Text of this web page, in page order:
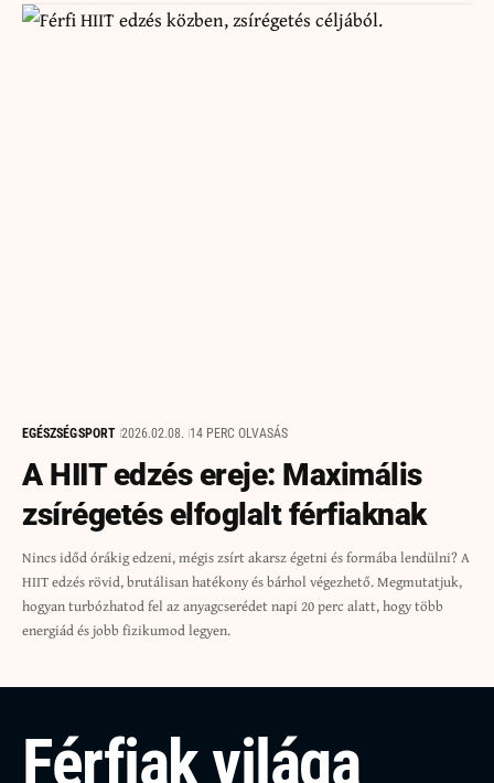
EGÉSZSÉGSPORT 2026.02.08. 14 PERC OLVASÁS
A HIIT edzés ereje: Maximális
zsírégetés elfoglalt férfiaknak
Nincs időd órákig edzeni, mégis zsírt akarsz égetni és formába lendülni? A
HIIT edzés rövid, brutálisan hatékony és bárhol végezhető. Megmutatjuk,
hogyan turbózhatod fel az anyagcserédet napi 20 perc alatt, hogy több
energiád és jobb fizikumod legyen.
Férfiak világa